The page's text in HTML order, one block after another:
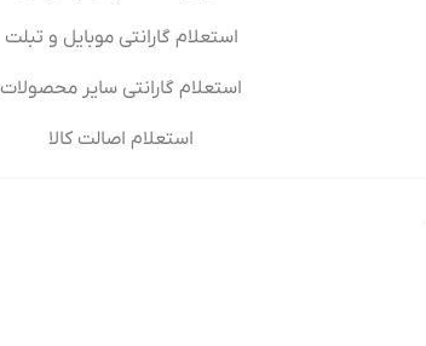
استعلام گارانتی موبایل و تبلت
استعلام گارانتی سایر محصولات
استعلام اصالت کالا